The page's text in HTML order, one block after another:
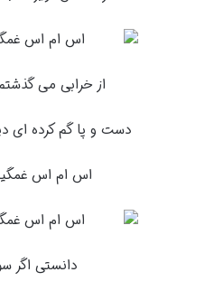
از خرابی می
دست و پا گم کرده ای
اس ام اس
دانستی اگر